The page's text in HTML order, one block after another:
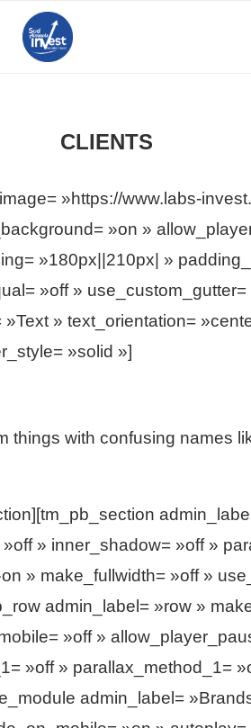
CLIENTS
»https://www.labs-
»on »
»180px||210px| »
»off »
» text_orientation=
»solid »]
things with confusing names
» inner_shadow= »off »
» make_fullwidth= »off »
admin_label= »row »
»off »
»off » parallax_method_1=
admin_label=